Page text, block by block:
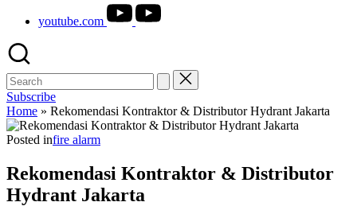
youtube.com
Subscribe
Home » Rekomendasi Kontraktor & Distributor Hydrant Jakarta
Posted infire alarm
Rekomendasi Kontraktor & Distributor
Hydrant Jakarta